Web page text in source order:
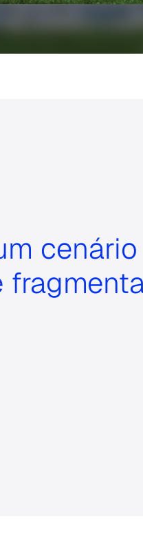
cenário